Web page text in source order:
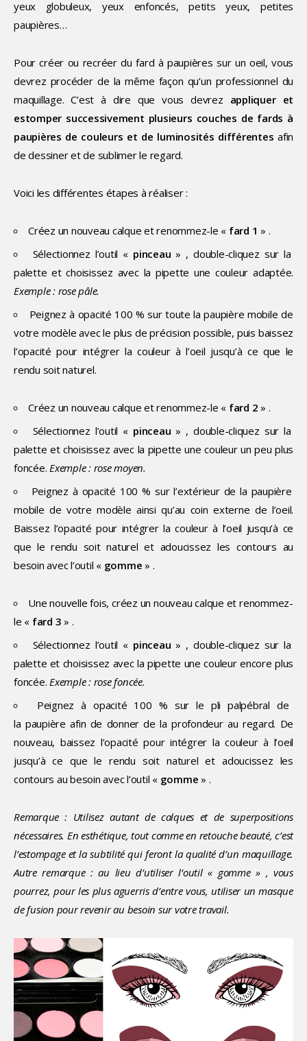
yeux globuleux, yeux enfoncés, petits yeux, petites
paupières…
Pour créer ou recréer du fard à paupières sur un oeil, vous
devrez procéder de la même façon qu’un professionnel du
maquillage. C’est à dire que vous devrez appliquer et
estomper successivement plusieurs couches de fards à
paupières de couleurs et de luminosités différentes afin
de dessiner et de sublimer le regard.
Voici les différentes étapes à réaliser :
Créez un nouveau calque et renommez-le « fard 1 » .
Sélectionnez l’outil « pinceau » , double-cliquez sur la
palette et choisissez avec la pipette une couleur adaptée.
Exemple : rose pâle.
Peignez à opacité 100 % sur toute la paupière mobile de
votre modèle avec le plus de précision possible, puis baissez
l’opacité pour intégrer la couleur à l’oeil jusqu’à ce que le
rendu soit naturel.
Créez un nouveau calque et renommez-le « fard 2 » .
Sélectionnez l’outil « pinceau » , double-cliquez sur la
palette et choisissez avec la pipette une couleur un peu plus
foncée. Exemple : rose moyen.
Peignez à opacité 100 % sur l’extérieur de la paupière
mobile de votre modèle ainsi qu’au coin externe de l’oeil.
Baissez l’opacité pour intégrer la couleur à l’oeil jusqu’à ce
que le rendu soit naturel et adoucissez les contours au
besoin avec l’outil « gomme » .
Une nouvelle fois, créez un nouveau calque et renommez-
le « fard 3 » .
Sélectionnez l’outil « pinceau » , double-cliquez sur la
palette et choisissez avec la pipette une couleur encore plus
foncée. Exemple : rose foncée.
Peignez à opacité 100 % sur le pli palpébral de
la paupière afin de donner de la profondeur au regard. De
nouveau, baissez l’opacité pour intégrer la couleur à l’oeil
jusqu’à ce que le rendu soit naturel et adoucissez les
contours au besoin avec l’outil « gomme » .
Remarque : Utilisez autant de calques et de superpositions
nécessaires. En esthétique, tout comme en retouche beauté, c’est
l’estompage et la subtilité qui feront la qualité d’un maquillage.
Autre remarque : au lieu d’utiliser l’outil « gomme » , vous
pourrez, pour les plus aguerris d’entre vous, utiliser un masque
de fusion pour revenir au besoin sur votre travail.